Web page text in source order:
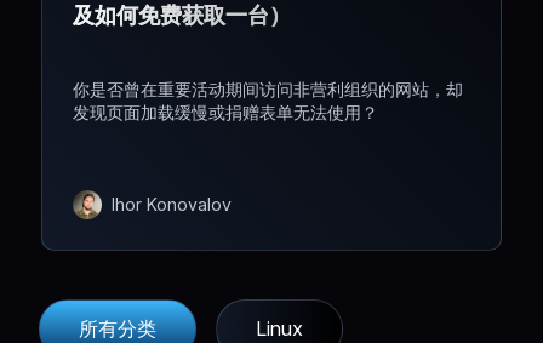
及如何免费获取一台）
你是否曾在重要活动期间访问非营利组织的网站，却
发现页面加载缓慢或捐赠表单无法使用？
Ihor Konovalov
所有分类 Linux